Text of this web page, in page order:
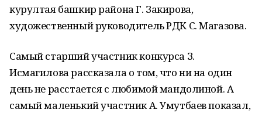
курултая башкир района Г. Закирова,
художественный руководитель РДК С. Магазова.
Самый старший участник конкурса З.
Исмагилова рассказала о том, что ни на один
день не расстается с любимой мандолиной. А
самый маленький участник А. Умутбаев показал,